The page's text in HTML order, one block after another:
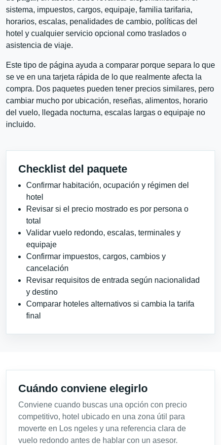
sistema, impuestos, cargos, equipaje, familia tarifaria,
horarios, escalas, penalidades de cambio, políticas del
hotel y cualquier servicio opcional como traslados o
asistencia de viaje.
Este tipo de página ayuda a comparar porque separa lo que
se ve en una tarjeta rápida de lo que realmente afecta la
compra. Dos paquetes pueden tener precios similares, pero
cambiar mucho por ubicación, reseñas, alimentos, horario
del vuelo, llegada nocturna, escalas largas o equipaje no
incluido.
Checklist del paquete
Confirmar habitación, ocupación y régimen del
hotel
Revisar si el precio mostrado es por persona o
total
Validar vuelo redondo, escalas, terminales y
equipaje
Confirmar impuestos, cargos, cambios y
cancelación
Revisar requisitos de entrada según nacionalidad
y destino
Comparar hoteles alternativos si cambia la tarifa
final
Cuándo conviene elegirlo
Conviene cuando buscas una opción con precio
competitivo, hotel ubicado en una zona útil para
moverte en Los ngeles y una referencia clara de
vuelo redondo antes de hablar con un asesor.